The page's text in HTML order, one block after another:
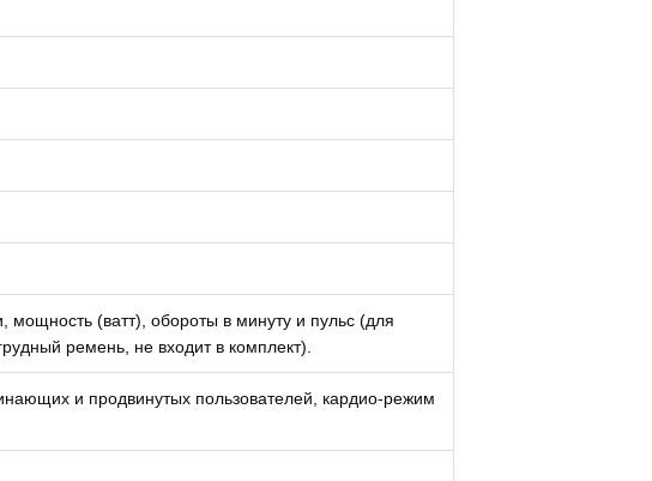
(ватт), обороты в минуту и пульс (для
ремень, не входит в комплект).
и продвинутых пользователей, кардио-режим